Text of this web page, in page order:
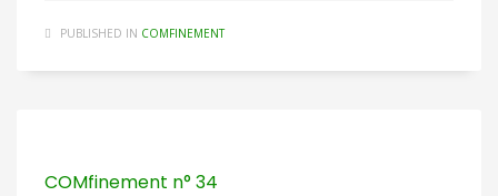
PUBLISHED IN COMFINEMENT
COMfinement n° 34